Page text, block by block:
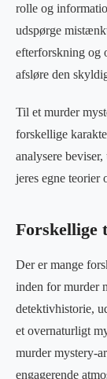
rolle og
udspørge
efterforskning og
afsløre den
Til et murder
forskellige
analysere
jeres egne teorier
Forskellige
Der er mange
inden for murder
detektivhistorie,
et overnaturligt
murder mystery-
engagerende